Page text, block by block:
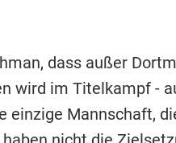
dass außer
wird im Titelkampf -
einzige Mannschaft,